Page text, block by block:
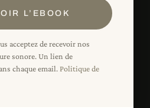
L’EBOOK
acceptez de recevoir nos
sonore. Un lien de
chaque email. Politique de